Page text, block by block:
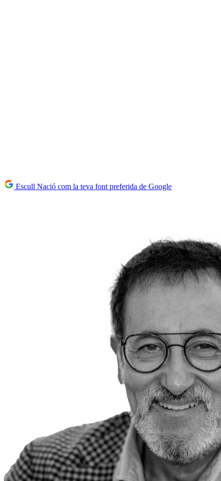
Escull Nació com la teva font preferida de Google